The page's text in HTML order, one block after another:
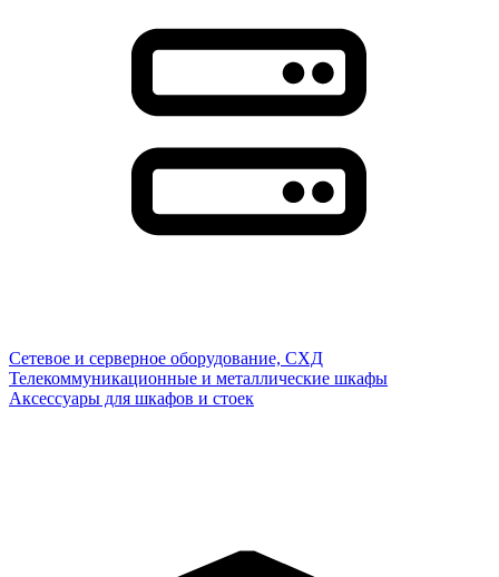
Сетевое и серверное оборудование, СХД
Телекоммуникационные и металлические шкафы
Аксессуары для шкафов и стоек